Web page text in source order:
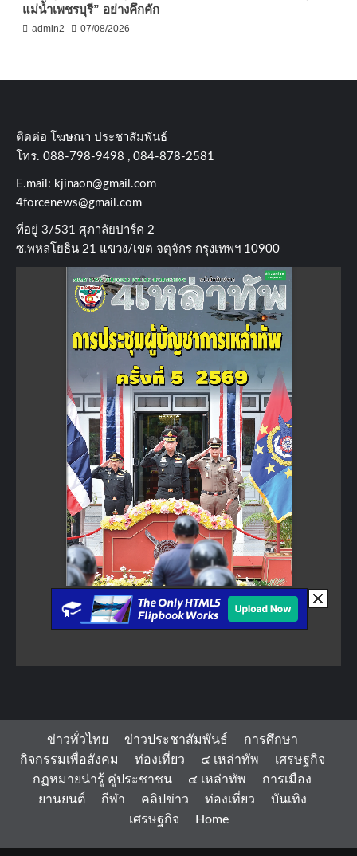
แม่น้ำเพชรบุรี” อย่างคึกคัก
admin2 07/08/2026
ติดต่อ​ โฆษณา​ ประชาสัมพันธ์
โทร​. 088-798-9498 , 084-878-2581
E.mail: kjinaon@gmail.com
4forcenews@gmail.com
ที่อยู่​ 3/531​ ศุภาลัยปาร์ค​ 2
ซ.พหลโยธิน​ 21​ แขวง/เขต​ จตุจักร​ กรุงเทพฯ 10900
ข่าวทั่วไทย ข่าวประชาสัมพันธ์
การศึกษา
กิจกรรมเพื่อสังคม
ท่องเที่ยว ๔ เหล่าทัพ
เศรษฐกิจ
กฏหมายน่ารู้ คู่ประชาชน
๔ เหล่าทัพ
การเมือง
ยานยนต์
กีฬา คลิปข่าว ท่องเที่ยว
บันเทิง
เศรษฐกิจ
Home